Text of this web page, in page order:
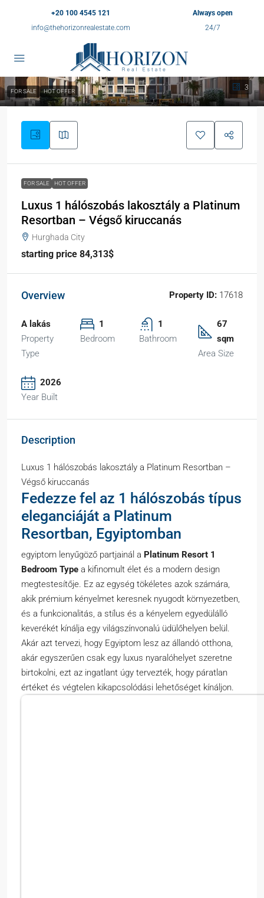
+20 100 4545 121
info@thehorizonrealestate.com
Always open
24/7
3
FOR SALE HOT OFFER
FOR SALE HOT OFFER
Luxus 1 hálószobás lakosztály a Platinum
Resortban – Végső kiruccanás
Hurghada City
starting price 84,313$
Overview Property ID: 17618
A lakás
Property
Type
1
Bedroom
1
Bathroom
67
sqm
Area Size
2026
Year Built
Description
Luxus 1 hálószobás lakosztály a Platinum Resortban –
Végső kiruccanás
Fedezze fel az 1 hálószobás típus
eleganciáját a Platinum
Resortban, Egyiptomban
egyiptom lenyűgöző partjainál a Platinum Resort 1
Bedroom Type a kifinomult élet és a modern design
megtestesítője. Ez az egység tökéletes azok számára,
akik prémium kényelmet keresnek nyugodt környezetben,
és a funkcionalitás, a stílus és a kényelem egyedülálló
keverékét kínálja egy világszínvonalú üdülőhelyen belül.
Akár azt tervezi, hogy Egyiptom lesz az állandó otthona,
akár egyszerűen csak egy luxus nyaralóhelyet szeretne
birtokolni, ezt az ingatlant úgy tervezték, hogy páratlan
értéket és végtelen kikapcsolódási lehetőséget kínáljon.